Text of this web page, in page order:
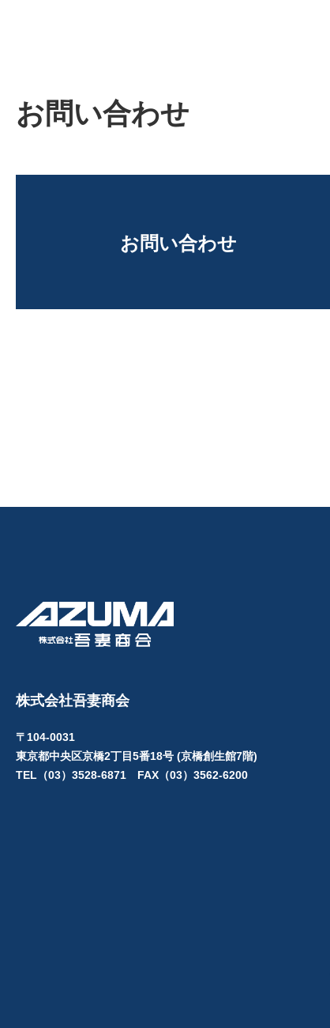
お問い合わせ
お問い合わせ
株式会社吾妻商会
〒104-0031
東京都中央区京橋2丁目5番18号 (京橋創生館7階)
TEL（03）3528-6871 FAX（03）3562-6200